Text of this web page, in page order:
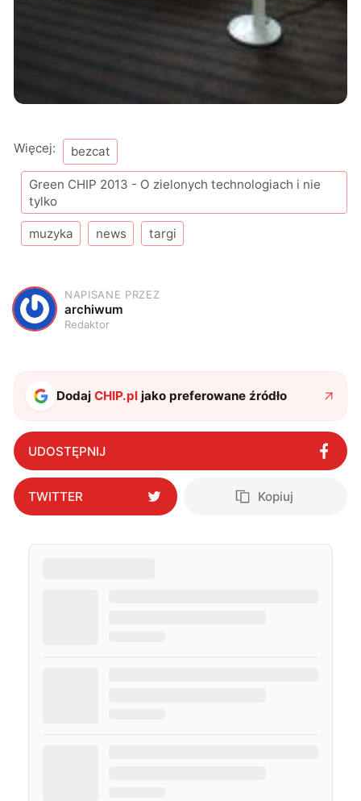
Więcej: bezcat
Green CHIP 2013 - O zielonych technologiach i nie
tylko
muzyka news targi
A
NAPISANE PRZEZ
archiwum
Redaktor
DodajCHIP.pl jako preferowane źródło
UDOSTĘPNIJ
TWITTER Kopiuj